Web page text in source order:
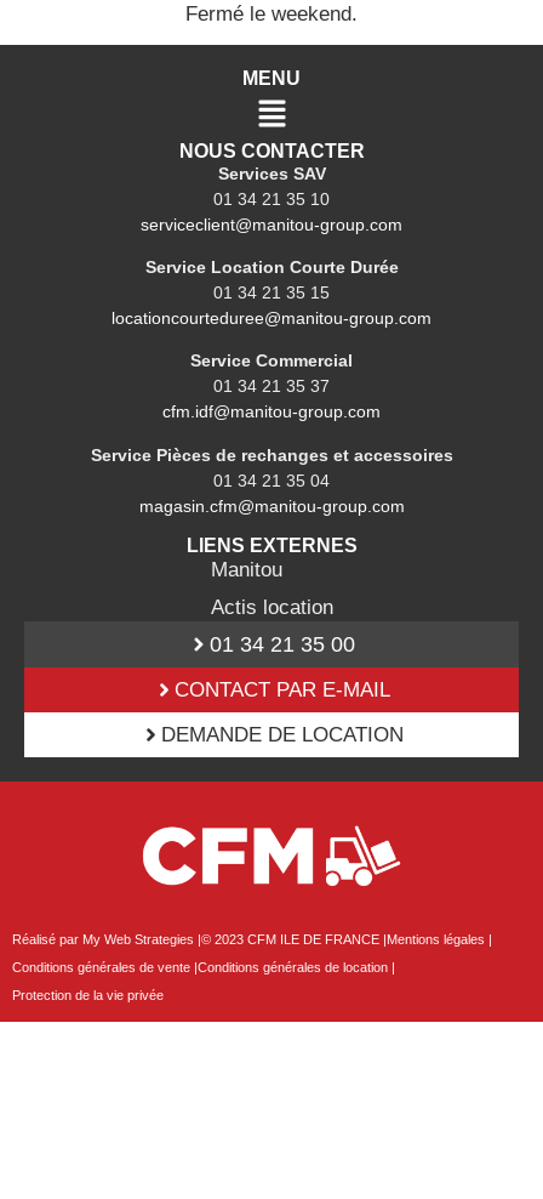
Fermé le weekend.
MENU
NOUS CONTACTER
Services SAV
01 34 21 35 10
serviceclient@manitou-group.com
Service Location Courte Durée
01 34 21 35 15
locationcourteduree@manitou-group.com
Service Commercial
01 34 21 35 37
cfm.idf@manitou-group.com
Service Pièces de rechanges et accessoires
01 34 21 35 04
magasin.cfm@manitou-group.com
LIENS EXTERNES
Manitou
Actis location
01 34 21 35 00
CONTACT PAR E-MAIL
DEMANDE DE LOCATION
Réalisé par My Web Strategies | © 2023 CFM ILE DE FRANCE | Mentions légales |
Conditions générales de vente | Conditions générales de location |
Protection de la vie privée